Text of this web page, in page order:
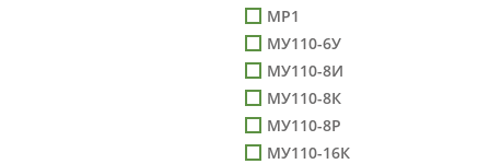
МР1
МУ110-6У
МУ110-8И
МУ110-8К
МУ110-8Р
МУ110-16К